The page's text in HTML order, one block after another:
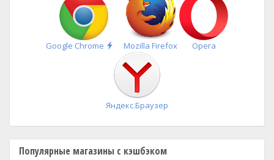
Google Chrome
Быстрая
установка
Mozilla Firefox Opera
Яндекс.Браузер
Популярные магазины с кэшбэком